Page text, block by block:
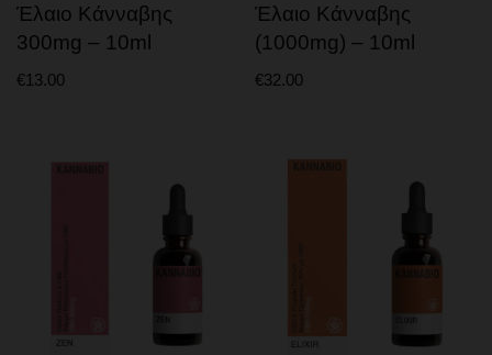
CBD GUMMIES & CAPSULES
ΠΡΟΙΟΝΤΑ ΣΠΟΡΟΥ ΚΑΝΝΑΒΗΣ
ΠΟΤΑ – ΕΝΕΡΓΕΙΑΚΑ
Έλαιο Κάνναβης
300mg – 10ml
€13.00
Έλαιο Κάνναβης
(1000mg) – 10ml
€32.00